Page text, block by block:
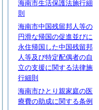
海南市生活保護法施行細
則
海南市中国残留邦人等の
円滑な帰国の促進並びに
永住帰国した中国残留邦
人等及び特定配偶者の自
立の支援に関する法律施
行細則
海南市ひとり親家庭の医
療費の助成に関する条例